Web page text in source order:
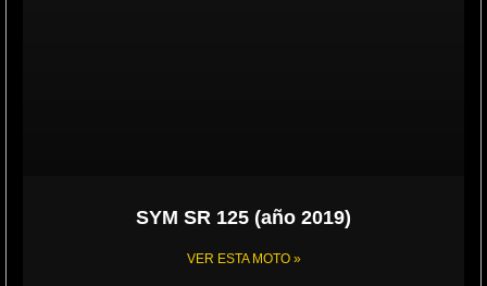
SYM SR 125 (año 2019)
VER ESTA MOTO »